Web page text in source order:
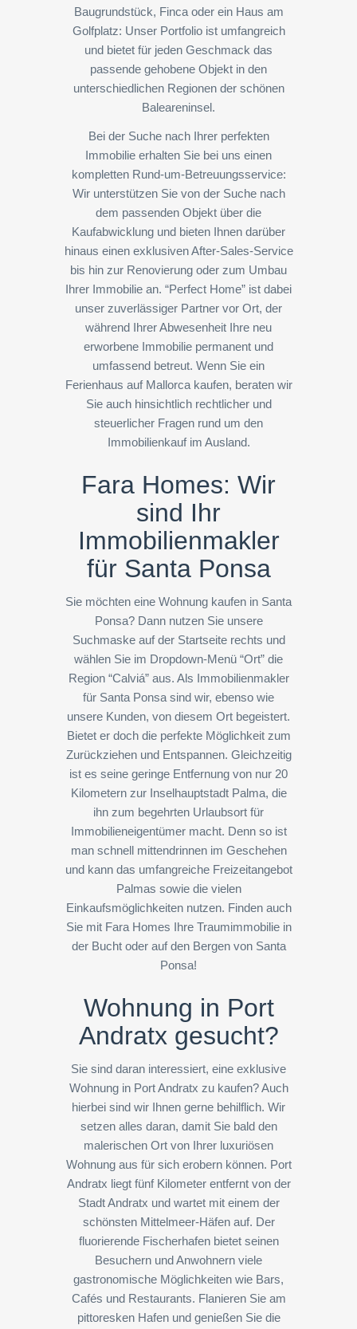
Baugrundstück, Finca oder ein Haus am
Golfplatz: Unser Portfolio ist umfangreich
und bietet für jeden Geschmack das
passende gehobene Objekt in den
unterschiedlichen Regionen der schönen
Baleareninsel.
Bei der Suche nach Ihrer perfekten
Immobilie erhalten Sie bei uns einen
kompletten Rund-um-Betreuungsservice:
Wir unterstützen Sie von der Suche nach
dem passenden Objekt über die
Kaufabwicklung und bieten Ihnen darüber
hinaus einen exklusiven After-Sales-Service
bis hin zur Renovierung oder zum Umbau
Ihrer Immobilie an. “Perfect Home” ist dabei
unser zuverlässiger Partner vor Ort, der
während Ihrer Abwesenheit Ihre neu
erworbene Immobilie permanent und
umfassend betreut. Wenn Sie ein
Ferienhaus auf Mallorca kaufen, beraten wir
Sie auch hinsichtlich rechtlicher und
steuerlicher Fragen rund um den
Immobilienkauf im Ausland.
Fara Homes: Wir
sind Ihr
Immobilienmakler
für Santa Ponsa
Sie möchten eine Wohnung kaufen in Santa
Ponsa? Dann nutzen Sie unsere
Suchmaske auf der Startseite rechts und
wählen Sie im Dropdown-Menü “Ort” die
Region “Calviá” aus. Als Immobilienmakler
für Santa Ponsa sind wir, ebenso wie
unsere Kunden, von diesem Ort begeistert.
Bietet er doch die perfekte Möglichkeit zum
Zurückziehen und Entspannen. Gleichzeitig
ist es seine geringe Entfernung von nur 20
Kilometern zur Inselhauptstadt Palma, die
ihn zum begehrten Urlaubsort für
Immobilieneigentümer macht. Denn so ist
man schnell mittendrinnen im Geschehen
und kann das umfangreiche Freizeitangebot
Palmas sowie die vielen
Einkaufsmöglichkeiten nutzen. Finden auch
Sie mit Fara Homes Ihre Traumimmobilie in
der Bucht oder auf den Bergen von Santa
Ponsa!
Wohnung in Port
Andratx gesucht?
Sie sind daran interessiert, eine exklusive
Wohnung in Port Andratx zu kaufen? Auch
hierbei sind wir Ihnen gerne behilflich. Wir
setzen alles daran, damit Sie bald den
malerischen Ort von Ihrer luxuriösen
Wohnung aus für sich erobern können. Port
Andratx liegt fünf Kilometer entfernt von der
Stadt Andratx und wartet mit einem der
schönsten Mittelmeer-Häfen auf. Der
fluorierende Fischerhafen bietet seinen
Besuchern und Anwohnern viele
gastronomische Möglichkeiten wie Bars,
Cafés und Restaurants. Flanieren Sie am
pittoresken Hafen und genießen Sie die